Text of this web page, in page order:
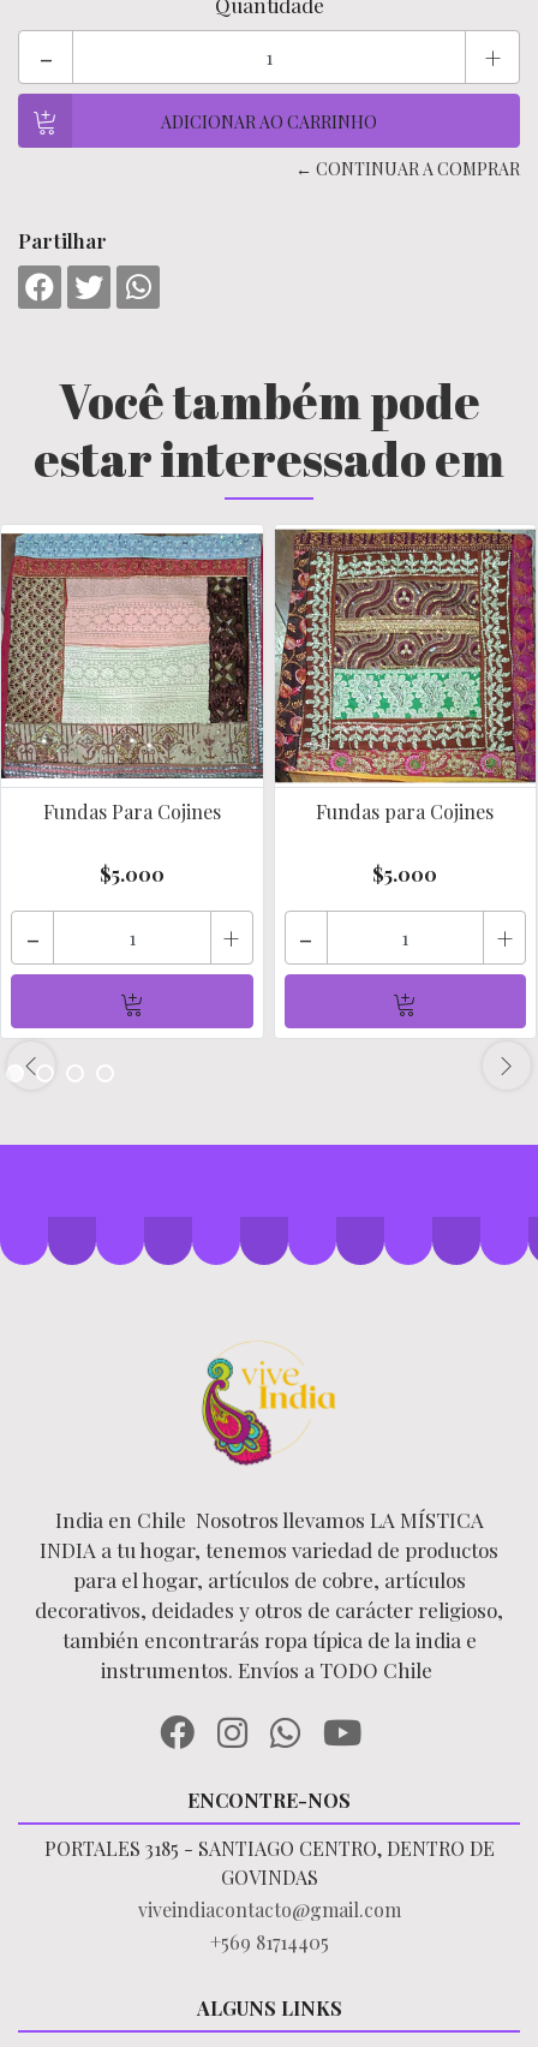
- +
← CONTINUAR A COMPRAR
Partilhar
Você também pode
estar interessado em
Fundas Para Cojines
$5.000
- +
Fundas para Cojines
$5.000
- +
India en Chile Nosotros llevamos LA MÍSTICA
INDIA a tu hogar, tenemos variedad de productos
para el hogar, artículos de cobre, artículos
decorativos, deidades y otros de carácter religioso,
también encontrarás ropa típica de la india e
instrumentos. Envíos a TODO Chile
ENCONTRE-NOS
PORTALES 3185 - SANTIAGO CENTRO, DENTRO DE
GOVINDAS
viveindiacontacto@gmail.com
+569 81714405
ALGUNS LINKS